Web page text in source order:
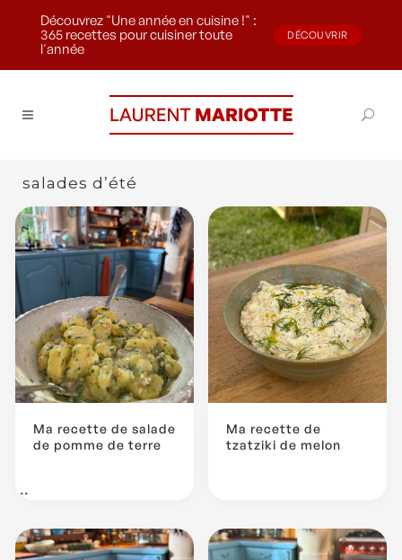
Découvrez "Une année en cuisine !" :
365 recettes pour cuisiner toute
l'année
DÉCOUVRIR
salades d’été
Ma recette de salade
de pomme de terre
...
Ma recette de
tzatziki de melon